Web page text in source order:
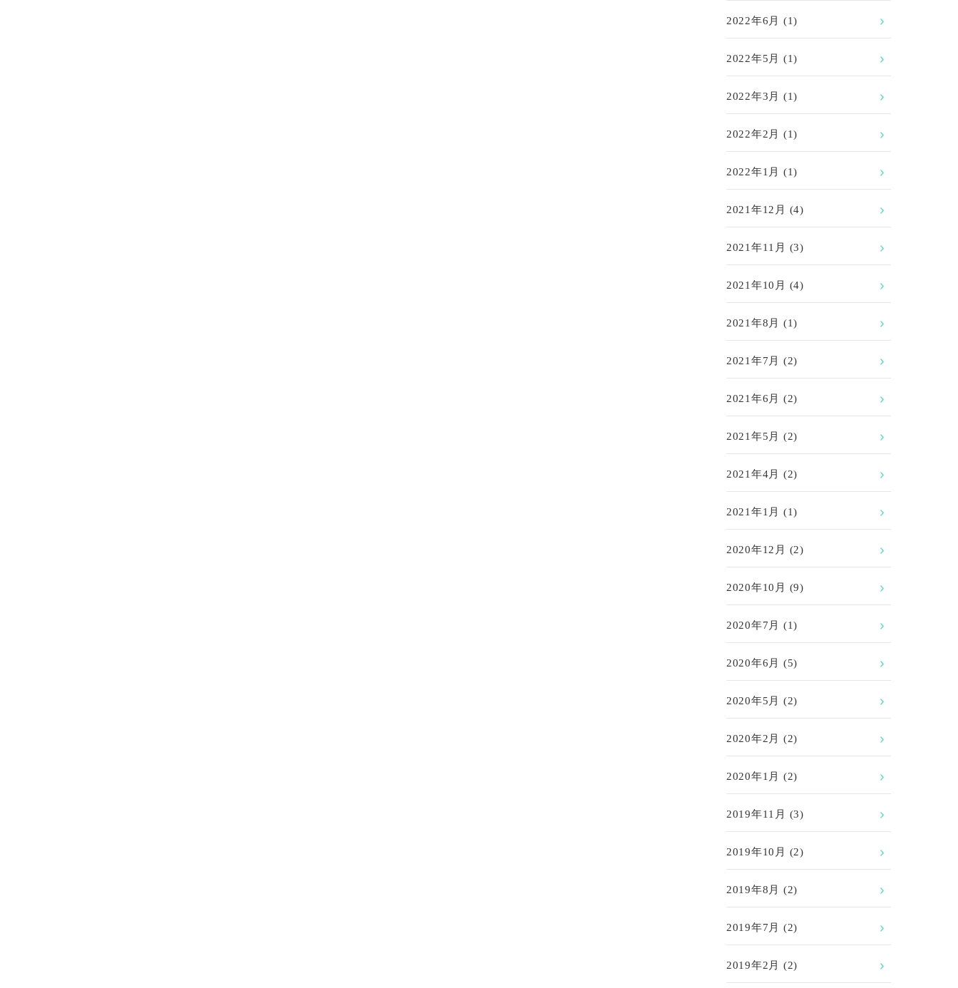
2022年6月 (1)
2022年5月 (1)
2022年3月 (1)
2022年2月 (1)
2022年1月 (1)
2021年12月 (4)
2021年11月 (3)
2021年10月 (4)
2021年8月 (1)
2021年7月 (2)
2021年6月 (2)
2021年5月 (2)
2021年4月 (2)
2021年1月 (1)
2020年12月 (2)
2020年10月 (9)
2020年7月 (1)
2020年6月 (5)
2020年5月 (2)
2020年2月 (2)
2020年1月 (2)
2019年11月 (3)
2019年10月 (2)
2019年8月 (2)
2019年7月 (2)
2019年2月 (2)